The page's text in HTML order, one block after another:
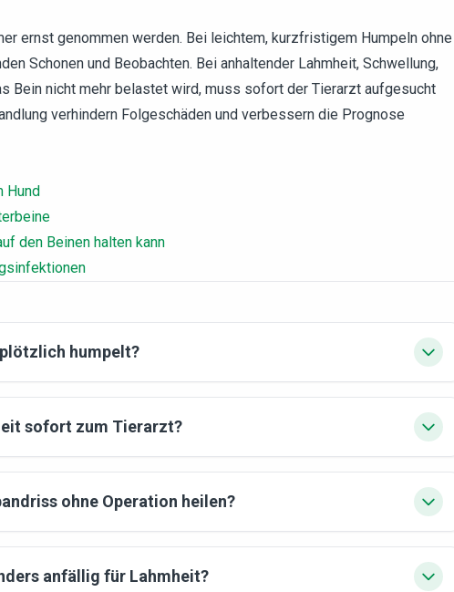
ernst genommen werden. Bei leichtem, kurzfristigem Humpeln ohne
Schonen und Beobachten. Bei anhaltender Lahmheit, Schwellung,
Bein nicht mehr belastet wird, muss sofort der Tierarzt aufgesucht
verhindern Folgeschäden und verbessern die Prognose
Hund
den Beinen halten kann
humpelt?
sofort zum Tierarzt?
ohne Operation heilen?
anfällig für Lahmheit?